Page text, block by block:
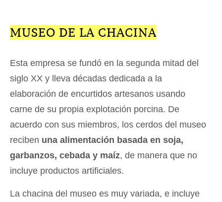
MUSEO DE LA CHACINA
Esta empresa se fundó en la segunda mitad del
siglo XX y lleva décadas dedicada a la
elaboración de encurtidos artesanos usando
carne de su propia explotación porcina. De
acuerdo con sus miembros, los cerdos del museo
reciben una alimentación basada en soja,
garbanzos, cebada y maíz, de manera que no
incluye productos artificiales.
La chacina del museo es muy variada, e incluye